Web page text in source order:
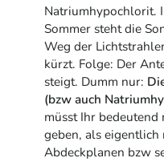
Natriumhypochlorit.
Sommer steht die
Weg der
kürzt. Folge: Der
steigt. Dumm nur:
(bzw auch
müsst Ihr
geben, als
Abdeckplanen bzw